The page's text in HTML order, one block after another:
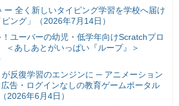
ー 全く新しいタイピング学習を学校へ届け
ング」（2026年7月14日）
ユーバーの幼児・低学年向けScratchプロ
あしあとがいっぱい『ループ』＞
が反復学習のエンジンに ─ アニメーション
告・ログインなしの教育ゲームポータル
2026年6月4日）